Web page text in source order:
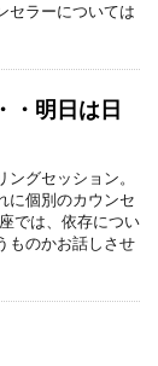
セラーについては
・明日は日
グセッション。
に個別のカウンセ
では、依存につい
ものかお話しさせ